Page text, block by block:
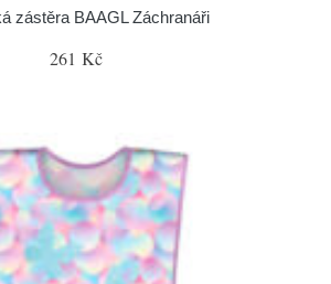
zástěra BAAGL Záchranáři
261 Kč